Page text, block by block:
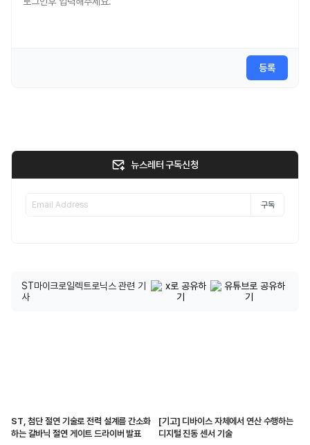
등록
뉴스레터 구독신청
구독
ST마이크로일렉트로닉스 관련 기
사
ST, 첨단 절연 기술로 전력 설계를 간소화
하는 갈바닉 절연 게이트 드라이버 발표
[기고] 디바이스 자체에서 연산 수행하는
디지털 진동 센서 기술